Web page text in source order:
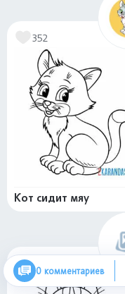
352
Кот сидит мяу
643
0 комментариев